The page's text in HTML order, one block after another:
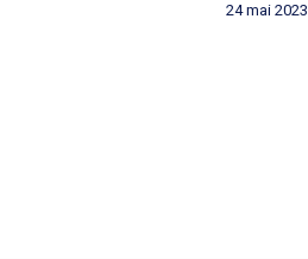
24 mai 2023